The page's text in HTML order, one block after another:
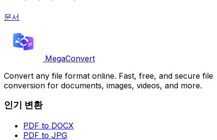
문서
MegaConvert
Convert any file format online. Fast, free, and secure file
conversion for documents, images, videos, and more.
인기 변환
PDF to DOCX
PDF to JPG